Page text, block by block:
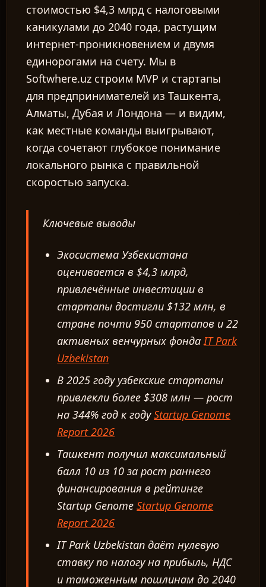
стоимостью $4,3 млрд с налоговыми
каникулами до 2040 года, растущим
интернет-проникновением и двумя
единорогами на счету. Мы в
Softwhere.uz строим MVP и стартапы
для предпринимателей из Ташкента,
Алматы, Дубая и Лондона — и видим,
как местные команды выигрывают,
когда сочетают глубокое понимание
локального рынка с правильной
скоростью запуска.
Ключевые выводы
Экосистема Узбекистана
оценивается в $4,3 млрд,
привлечённые инвестиции в
стартапы достигли $132 млн, в
стране почти 950 стартапов и 22
активных венчурных фондаIT Park
Uzbekistan
В 2025 году узбекские стартапы
привлекли более $308 млн — рост
на 344% год к годуStartup Genome
Report 2026
Ташкент получил максимальный
балл 10 из 10 за рост раннего
финансирования в рейтинге
Startup GenomeStartup Genome
Report 2026
IT Park Uzbekistan даёт нулевую
ставку по налогу на прибыль, НДС
и таможенным пошлинам до 2040